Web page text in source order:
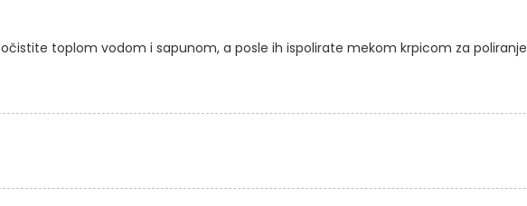
očistite toplom vodom i sapunom, a posle ih ispolirate mekom krpicom za poliranje